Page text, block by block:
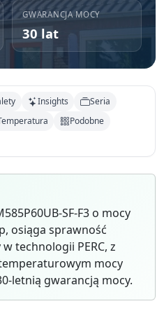
GWARANCJA MOCY
30 lat
Insights
Seria
Podobne
SF-F3 o mocy
osiąga sprawność
technologii PERC, z
mocy
letnią gwarancją mocy.